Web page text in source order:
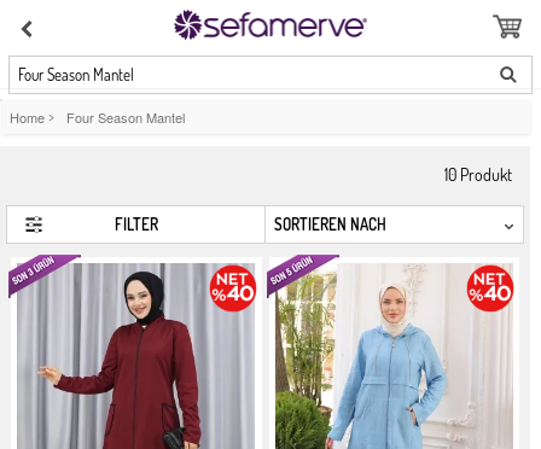
Four Season Mantel
Home > Four Season Mantel
10 Produkt
FILTER